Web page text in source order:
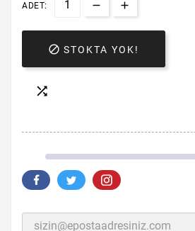
ADET:
 STOKTA YOK!
